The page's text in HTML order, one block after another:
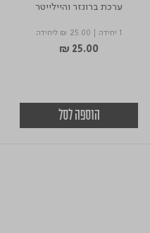
ערכת ברונזר והיילייטר
1 יחידה ₪ 25.00 ליחידה
₪ 25.00
הוספה לסל